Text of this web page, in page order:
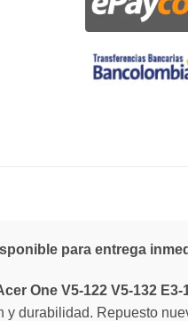
para entrega
One V5-122 V5-132
y durabilidad. Repuesto